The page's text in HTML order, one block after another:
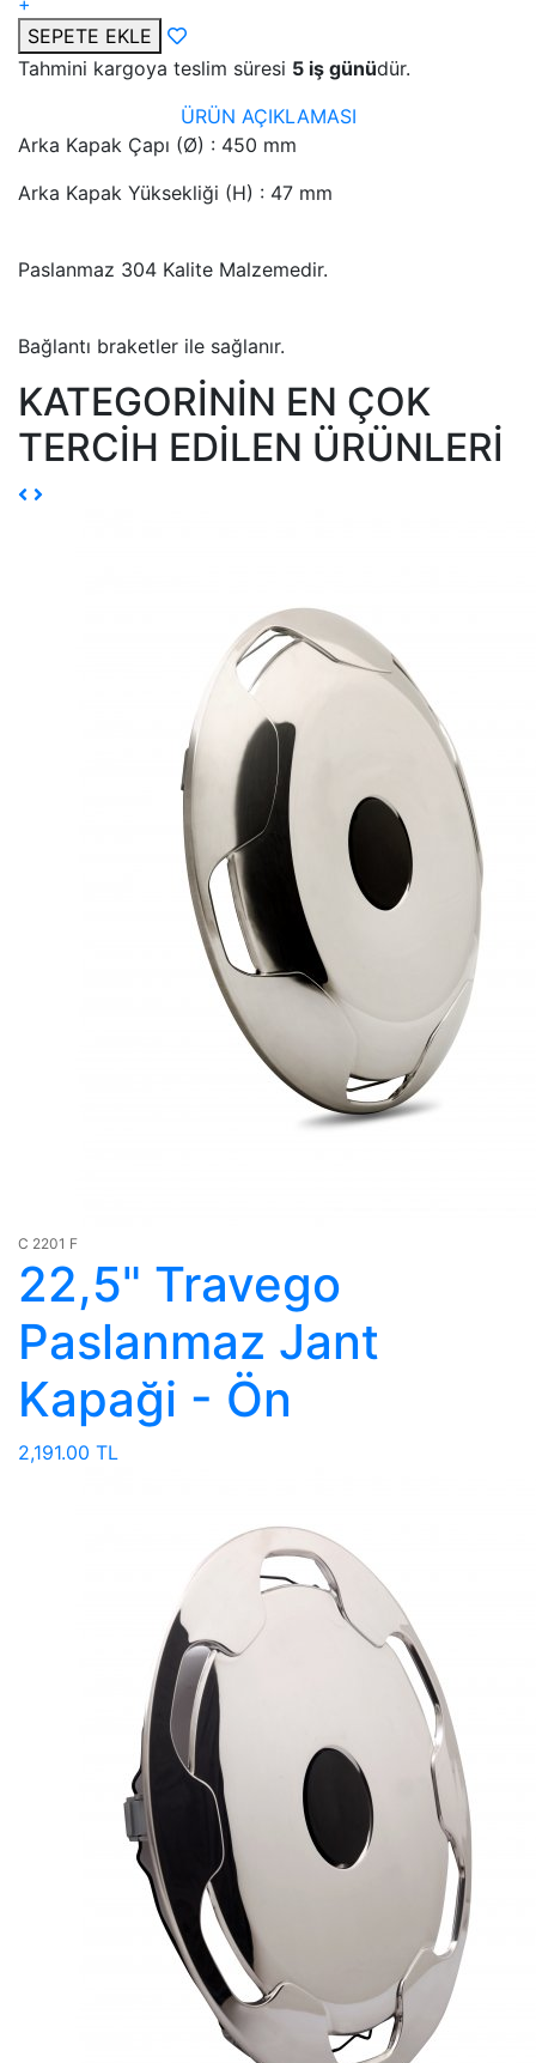
SEPETE EKLE
Tahmini kargoya teslim süresi 5 iş günüdür.
ÜRÜN AÇIKLAMASI
Arka Kapak Çapı (Ø) : 450 mm
Arka Kapak Yüksekliği (H) : 47 mm
Paslanmaz 304 Kalite Malzemedir.
Bağlantı braketler ile sağlanır.
KATEGORİNİN EN ÇOK
TERCİH EDİLEN ÜRÜNLERİ
C 2201 F
22,5" Travego
Paslanmaz Jant
Kapaği - Ön
2,191.00 TL